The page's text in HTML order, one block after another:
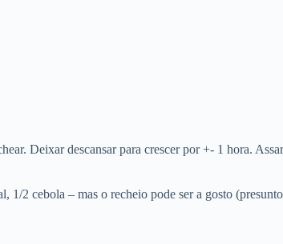
Deixar descansar para crescer por +- 1 hora.
2 cebola – mas o recheio pode ser a gosto